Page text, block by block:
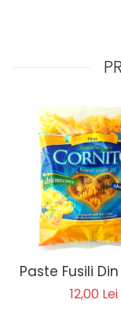
Paste Fusili
12,00 Lei